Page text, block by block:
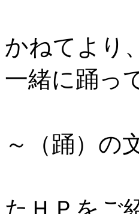
かねてより
一緒に踊っ
各
～（踊）の
ペコ